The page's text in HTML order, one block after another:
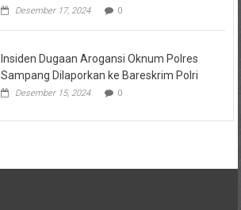
Desember 17, 2024 0
Insiden Dugaan Arogansi Oknum Polres
Sampang Dilaporkan ke Bareskrim Polri
Desember 15, 2024 0